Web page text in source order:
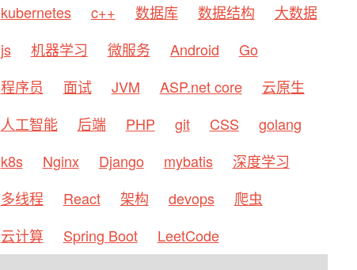
kubernetes
c++ 数据库 数据结构
大数据
js
机器学习 微服务 Android
Go
程序员
面试 JVM ASP.net core
云原生
人工智能
后端 PHP git CSS
golang
k8s
Nginx Django mybatis
深度学习
多线程
React 架构 devops
爬虫
云计算
Spring Boot LeetCode